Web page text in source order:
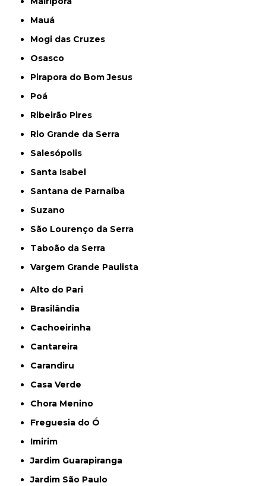
Mauá
Mogi das Cruzes
Osasco
Pirapora do Bom Jesus
Poá
Ribeirão Pires
Rio Grande da Serra
Salesópolis
Santa Isabel
Santana de Parnaíba
Suzano
São Lourenço da Serra
Taboão da Serra
Vargem Grande Paulista
Alto do Pari
Brasilândia
Cachoeirinha
Cantareira
Carandiru
Casa Verde
Chora Menino
Freguesia do Ó
Imirim
Jardim Guarapiranga
Jardim São Paulo